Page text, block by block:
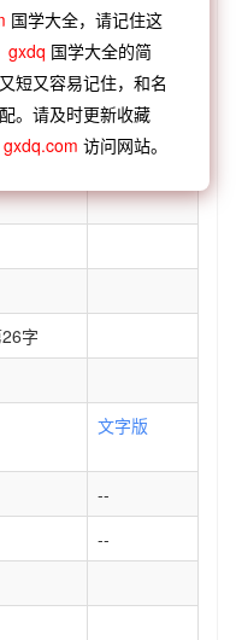
字
文字版
--
--
国学大全，请记住这
gxdq 国学大全的简
短又容易记住，和名
。请及时更新收藏
gxdq.com 访问网站。